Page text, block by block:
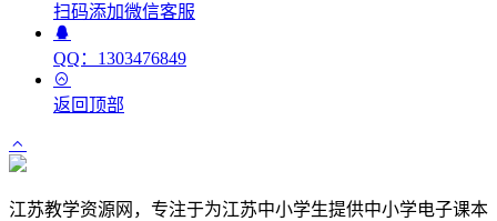
扫码添加微信客服
QQ：1303476849
返回顶部
江苏教学资源网，专注于为江苏中小学生提供中小学电子课本